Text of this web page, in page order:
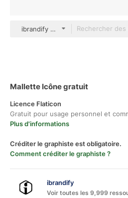
ibrandify Detailed Outline
Mallette Icône gratuit
Licence Flaticon
Gratuit pour usage personnel et
Plus d'informations
Créditer le graphiste est obligatoire.
Comment créditer le graphiste ?
ibrandify
Voir toutes les 9,999